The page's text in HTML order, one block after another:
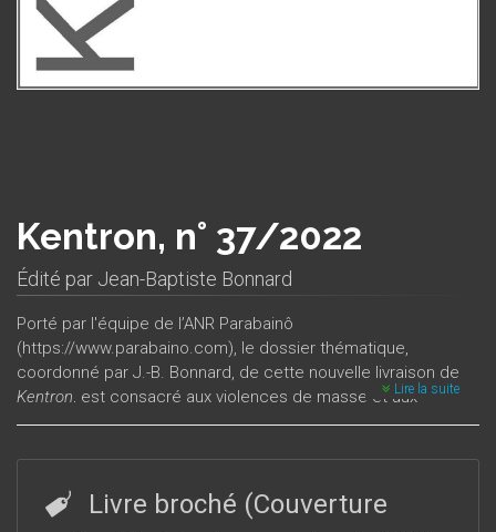
Kentron, n° 37/2022
Édité par Jean-Baptiste Bonnard
Porté par l'équipe de l’ANR Parabainô
(https://www.parabaino.com), le dossier thématique,
coordonné par J.-B. Bonnard, de cette nouvelle livraison de
Kentron, est consacré aux violences de masse et aux
violences extrêmes en contexte de guerre dans l’Antiquité :
transgression. Le numéro est complété par trois articles de
Variaet deux comptes-rendus.
Lire la suite
Livre broché (Couverture